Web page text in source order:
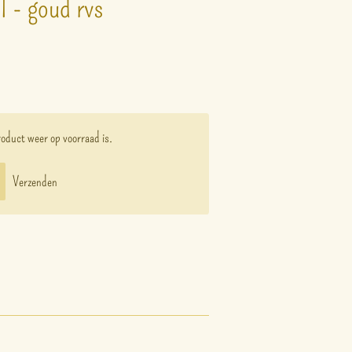
- goud rvs
weer op voorraad is.
Verzenden